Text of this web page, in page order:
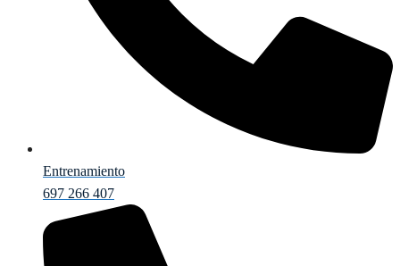
Entrenamiento
697 266 407